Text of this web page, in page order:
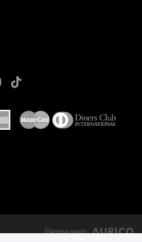
Página web